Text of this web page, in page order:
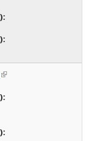
(link is external)